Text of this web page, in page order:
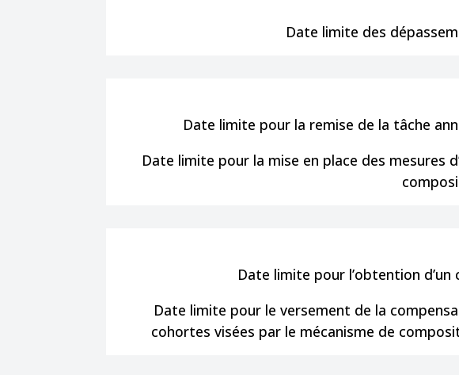
Date limite des
Date limite pour la remise de la tâche
Date limite pour la mise en place des mesures
Date limite pour l’obtention
Date limite pour le versement de la
cohortes visées par le mécanisme de